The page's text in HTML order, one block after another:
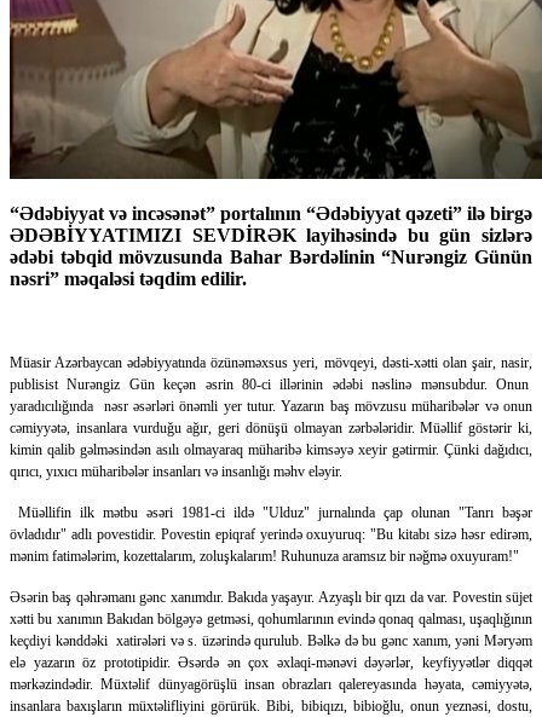
“Ədəbiyyat və incəsənət” portalının “Ədəbiyyat qəzeti” ilə birgə
ƏDƏBİYYATIMIZI SEVDİRƏK layihəsində bu gün sizlərə
ədəbi təbqid mövzusunda Bahar Bərdəlinin “Nurəngiz Günün
nəsri” məqaləsi təqdim edilir.
Müasir Azərbaycan ədəbiyyatında özünəməxsus yeri, mövqeyi, dəsti-xətti olan şair, nasir,
publisist Nurəngiz Gün keçən əsrin 80-ci illərinin ədəbi nəslinə mənsubdur. Onun
yaradıcılığında nəsr əsərləri önəmli yer tutur. Yazarın baş mövzusu müharibələr və onun
cəmiyyətə, insanlara vurduğu ağır, geri dönüşü olmayan zərbələridir. Müəllif göstərir ki,
kimin qalib gəlməsindən asılı olmayaraq müharibə kimsəyə xeyir gətirmir. Çünki dağıdıcı,
qırıcı, yıxıcı müharibələr insanları və insanlığı məhv eləyir.
Müəllifin ilk mətbu əsəri 1981-ci ildə "Ulduz" jurnalında çap olunan "Tanrı bəşər
övladıdır" adlı povestidir. Povestin epiqraf yerində oxuyuruq: "Bu kitabı sizə həsr edirəm,
mənim fatimələrim, kozettalarım, zoluşkalarım! Ruhunuza aramsız bir nəğmə oxuyuram!"
Əsərin baş qəhrəmanı gənc xanımdır. Bakıda yaşayır. Azyaşlı bir qızı da var. Povestin süjet
xətti bu xanımın Bakıdan bölgəyə getməsi, qohumlarının evində qonaq qalması, uşaqlığının
keçdiyi kənddəki xatirələri və s. üzərində qurulub. Bəlkə də bu gənc xanım, yəni Məryəm
elə yazarın öz prototipidir. Əsərdə ən çox əxlaqi-mənəvi dəyərlər, keyfiyyətlər diqqət
mərkəzindədir. Müxtəlif dünyagörüşlü insan obrazları qalereyasında həyata, cəmiyyətə,
insanlara baxışların müxtəlifliyini görürük. Bibi, bibiqızı, bibioğlu, onun yeznəsi, dostu,